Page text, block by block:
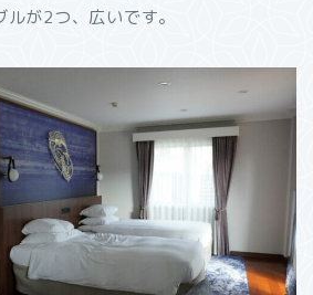
が2つ、広いです。